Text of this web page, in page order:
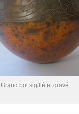
Grand bol sigillé et gravé